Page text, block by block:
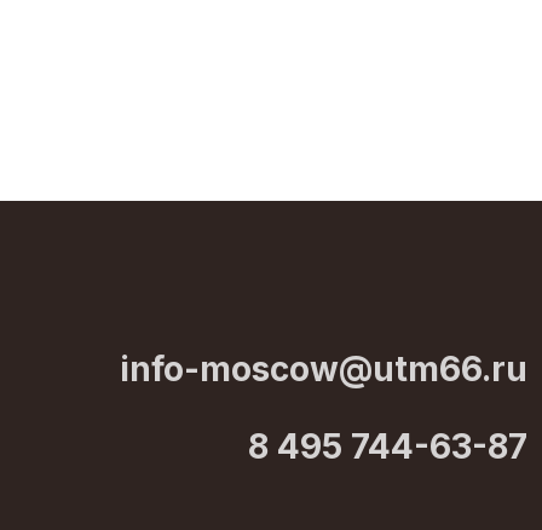
info-moscow@utm66.ru
8 495 744-63-87